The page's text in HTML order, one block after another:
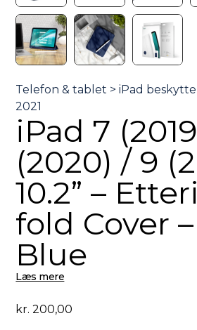
iPad 7
(2020) / 9
10.2” –
fold Cover
Blue
Læs mere
kr. 200,00